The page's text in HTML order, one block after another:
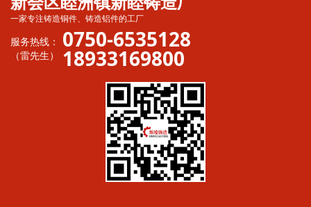
一家专注铸造铜件、铸造铝件的工厂
服务热线：
（雷先生）
0750-6535128
18933169800